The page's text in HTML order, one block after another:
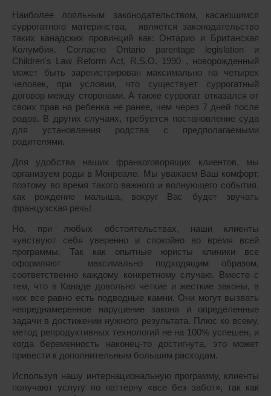
Наиболее лояльным законодательством, касающимся
суррогатного материнства, является законодательство
таких канадских провинций как: Онтарио и Британская
Колумбия. Согласно Ontario parentage legislation и
Children's Law Reform Act, R.S.O. 1990 , новорожденный
может быть зарегистрирован максимально на четырех
человек, при условии, что существует суррогатный
договор между сторонами. А также суррогат отказался от
своих прав на ребенка не ранее, чем через 7 дней после
родов. В других случаях, требуется постановление суда
для установления родства с предполагаемыми
родителями.
Для удобства наших франкоговорящих клиентов, мы
организуем роды в Монреале. Мы уважаем Ваш комфорт,
поэтому во время такого важного и волнующего события,
как рождение малыша, вокруг Вас будет звучать
французская речь!
Но, при любых обстоятельствах, наши клиенты
чувствуют себя уверенно и спокойно во время всей
программы. Так как опытные юристы клиники все
оформляют максимально подходящим образом,
соответственно каждому конкретному случаю. Вместе с
тем, что в Канаде довольно четкие и жесткие законы, в
них все равно есть подводные камни. Они могут вызвать
непреднамеренное нарушение закона и определенные
задачи в достижении нужного результата. Плюс ко всему,
метод репродуктивных технологий не на 100% успешен, и
когда беременность наконец-то достигнута, это может
привести к дополнительным большим расходам.
Используя нашу интернациональную программу, клиенты
получают услугу по паттерну «все без забот», так как